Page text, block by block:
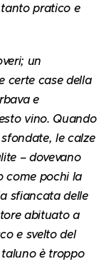
pratico e
un
certe case della
e
vino. Quando
le calze
– dovevano
come pochi la
sfiancata delle
abituato a
e svelto del
è troppo